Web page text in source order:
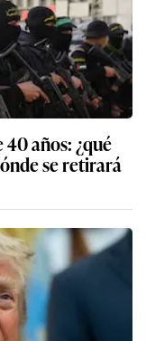
40 años: ¿qué
se retirará